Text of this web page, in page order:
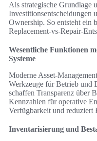
Als strategische Grundlage
Investitionsentscheidungen
Ownership. So entsteht ein
Replacement‑vs‑Repair-
Wesentliche Funktionen
Systeme
Moderne Asset-
Werkzeuge für Betrieb und
schaffen Transparenz über
Kennzahlen für operative
Verfügbarkeit und reduziert
Inventarisierung und